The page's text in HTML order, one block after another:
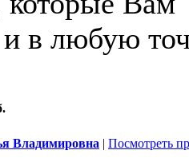
в любую
Владимировна | Посмотреть